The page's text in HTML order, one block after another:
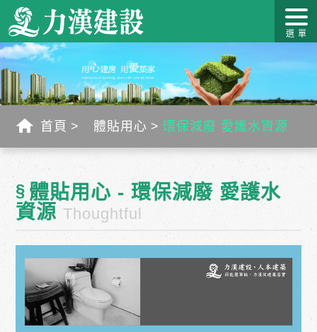
關於力
漢
最新消
息
作品介
紹
力漢學
堂
幸福工
藝
客戶服
首頁 體貼用心 環保減廢 愛護水資源
§ 體貼用心 - 環保減廢 愛護水
資源 Thoughtful